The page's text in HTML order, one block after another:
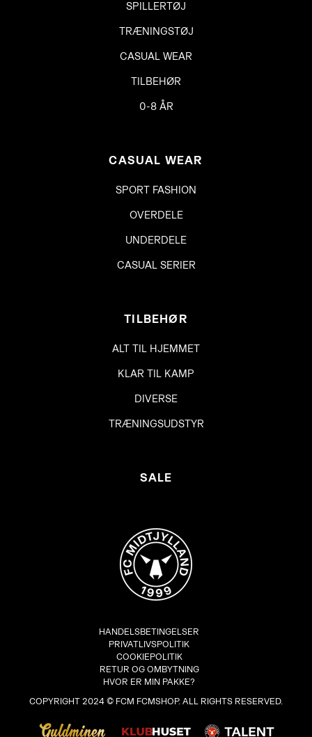
SPILLERTØJ
TRÆNINGSTØJ
CASUAL WEAR
TILBEHØR
0-8 ÅR
CASUAL WEAR
SPORT FASHION
OVERDELE
UNDERDELE
CASUAL SERIER
TILBEHØR
ALT TIL HJEMMET
KLAR TIL KAMP
DIVERSE
TRÆNINGSUDSTYR
SALE
HANDELSBETINGELSER
PRIVATLIVSPOLITIK
COOKIEPOLITIK
RETUR OG OMBYTNING
HVOR ER MIN PAKKE?
COPYRIGHT 2024 © FCM FCMSHOP. ALL RIGHTS RESERVED.